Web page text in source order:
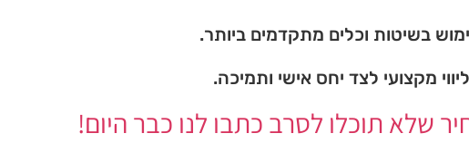
בשיטות וכלים מתקדמים ביותר.
ליווי מקצועי לצד יחס אישי ותמיכה.
שלא תוכלו לסרב כתבו לנו כבר היום!